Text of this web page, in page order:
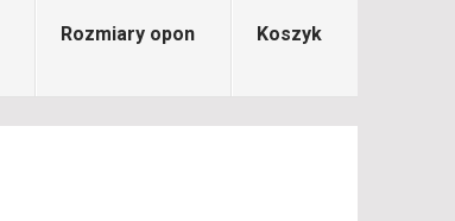
Rozmiary opon Koszyk